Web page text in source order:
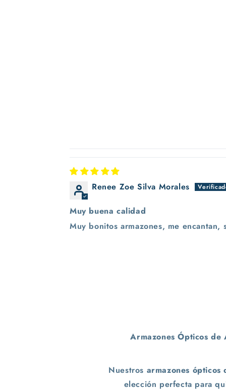
Renee Zoe Silva Morales
Muy buena calidad
Muy bonitos armazones, me encantan,
Armazones Ópticos
Nuestros armazones ópticos
elección perfecta para